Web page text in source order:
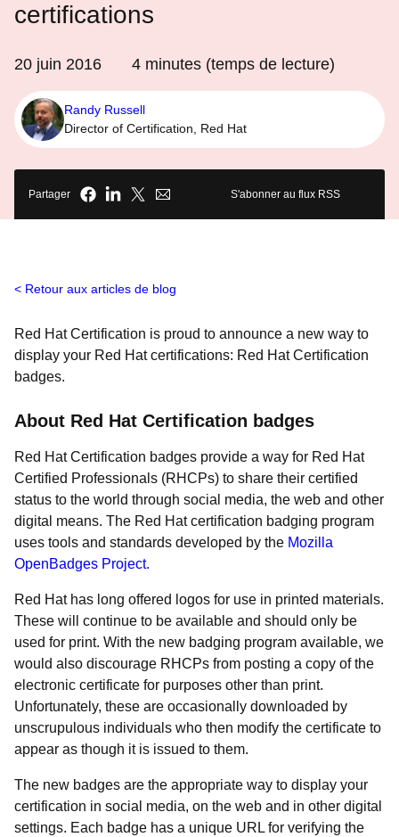
certifications
20 juin 2016 4 minutes (temps de lecture)
Randy Russell
Director of Certification, Red Hat
Partager S'abonner au flux RSS
Retour aux articles de blog
Red Hat Certification is proud to announce a new way to
display your Red Hat certifications: Red Hat Certification
badges.
About Red Hat Certification badges
Red Hat Certification badges provide a way for Red Hat
Certified Professionals (RHCPs) to share their certified
status to the world through social media, the web and other
digital means. The Red Hat certification badging program
uses tools and standards developed by the Mozilla
OpenBadges Project.
Red Hat has long offered logos for use in printed materials.
These will continue to be available and should only be
used for print. With the new badging program available, we
would also discourage RHCPs from posting a copy of the
electronic certificate for purposes other than print.
Unfortunately, these are occasionally downloaded by
unscrupulous individuals who then modify the certificate to
appear as though it is issued to them.
The new badges are the appropriate way to display your
certification in social media, on the web and in other digital
settings. Each badge has a unique URL for verifying the